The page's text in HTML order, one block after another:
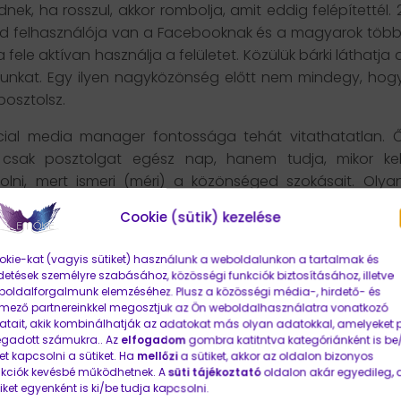
Cookie (sütik) kezelése
kat (vagyis sütiket) használunk a weboldalunkon a tartalmak és
személyre szabásához, közösségi funkciók biztosításához, illetve
elemzéséhez. Plusz a közösségi média-, hirdető- és
partnereinkkel megosztjuk az Ön weboldalhasználatra vonatkozó
akik kombinálhatják az adatokat más olyan adatokkal, amelyeket
számukra.. Az elfogadomgombra katitntva kategóriánként is
kapcsolni a sütiket. Ha mellőzia sütiket, akkor az oldalon bizonyos
kevésbé működhetnek. Asüti tájékoztatóoldalon akár egyedileg,
egyenként is ki/be tudja kapcsolni.
ha rosszul, akkor rombolja, amit eddig felépítettél.
felhasználója van a Facebooknak és a magyarok
fele aktívan használja a felületet. Közülük bárki láthatja
Egy ilyen nagyközönség előtt nem mindegy,
media manager fontossága tehát vitathatatlan.
posztolgat egész nap, hanem tudja, mikor
mert ismeri (méri) a közönséged szokásait.
állít elő, ami építi a brandedet, de ha kell
elgondolkodtat. Mert ismeri az alapvető
amelyekre hatnia kell.
Social media szakember ismérve? Nem csak úgy
hanem stratégiával áll elő. (Mert posztolni